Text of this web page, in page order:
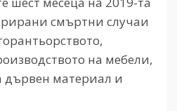
смъртни случаи
на мебели,
дървен материал и